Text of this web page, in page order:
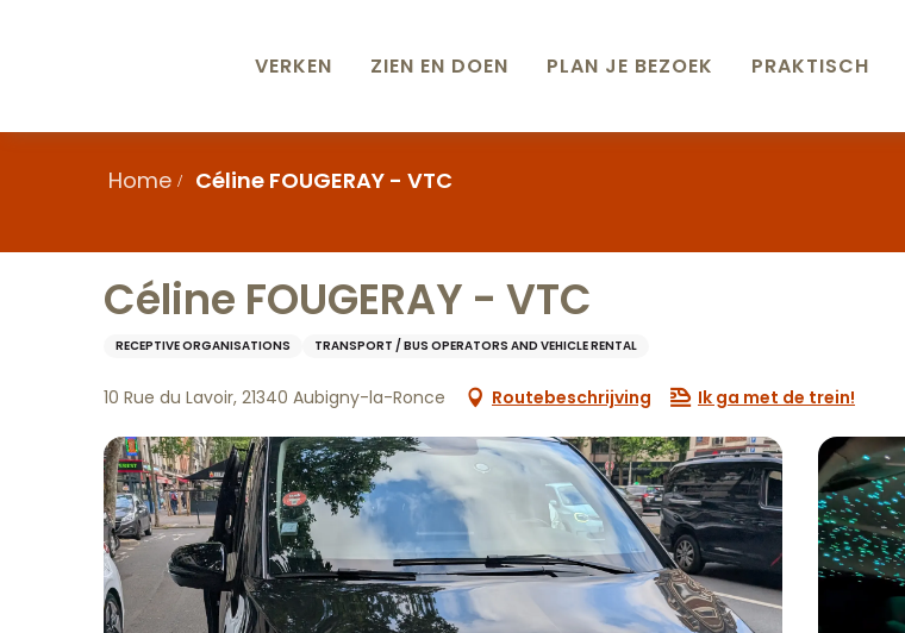
VERKEN ZIEN EN DOEN PLAN JE BEZOEK PRAKTISCH
Home Céline FOUGERAY - VTC
Céline FOUGERAY - VTC
RECEPTIVE ORGANISATIONS TRANSPORT / BUS OPERATORS AND VEHICLE RENTAL
10 Rue du Lavoir, 21340 Aubigny-la-Ronce Routebeschrijving Ik ga met de trein!